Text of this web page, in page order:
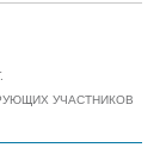
УЧАСТНИКОВ